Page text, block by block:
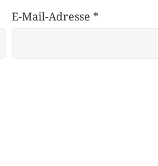
E-Mail-Adresse *